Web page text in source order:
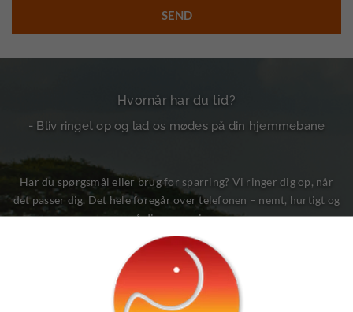
Hvornår har du tid?
- Bliv ringet op og lad os mødes på din hjemmebane
Har du spørgsmål eller brug for sparring? Vi ringer dig op, når
det passer dig. Det hele foregår over telefonen – nemt, hurtigt og
på dine præmisser.